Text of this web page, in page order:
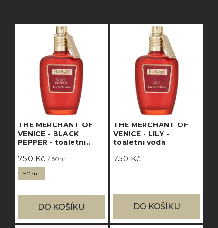
THE MERCHANT OF
VENICE - BLACK
PEPPER - toaletní
750 Kč / 50ml
50ml
DO KOŠÍKU
THE MERCHANT OF
VENICE - LILY -
toaletní voda
750 Kč
DO KOŠÍKU